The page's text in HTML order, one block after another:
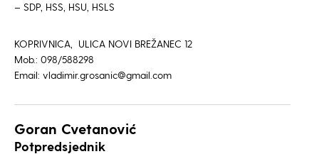
– SDP, HSS, HSU, HSLS
KOPRIVNICA, ULICA NOVI BREŽANEC 12
Mob.: 098/588298
Email: vladimir.grosanic@gmail.com
Goran Cvetanović
Potpredsjednik